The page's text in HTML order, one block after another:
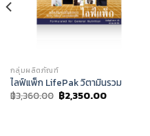
กลุ่มผลิตภัณฑ์
ไลฟ์แพ็ก LifePak วิตามินรวม
฿3,360.00 Original
price
฿2,350.00Current